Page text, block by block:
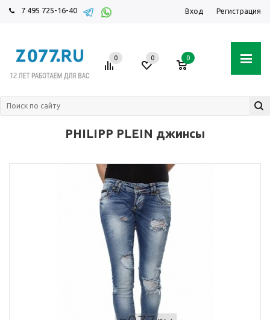
7 495 725-16-40 Вход Регистрация
0 0 0
PHILIPP PLEIN джинсы